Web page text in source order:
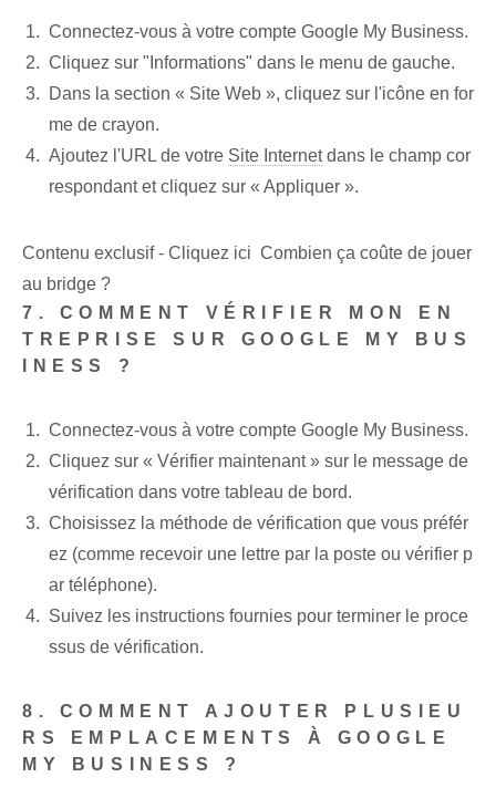
Connectez-vous à votre compte Google My Business.
Cliquez sur "Informations" dans le menu de gauche.
Dans la section « Site Web », cliquez sur l'icône en for
me de crayon.
Ajoutez l'URL de votre Site Internetdans le champ cor
respondant et cliquez sur « Appliquer ».
Contenu exclusif - Cliquez ici Combien ça coûte de jouer
au bridge ?
7. COMMENT VÉRIFIER MON EN
TREPRISE SUR GOOGLE MY BUS
INESS ?
Connectez-vous à votre compte Google My Business.
Cliquez sur « Vérifier maintenant » sur le message de
vérification dans votre tableau de bord.
Choisissez la méthode de vérification que vous préfér
ez (comme recevoir une lettre par la poste ou vérifier p
ar téléphone).
Suivez les instructions fournies pour terminer le proce
ssus de vérification.
8. COMMENT AJOUTER PLUSIEU
RS EMPLACEMENTS À GOOGLE
MY BUSINESS ?